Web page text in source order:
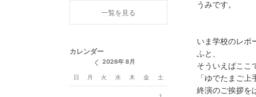
うみです。
いま学校のレポ
ふと、
そういえばここ
「ゆでたまご上
終演のご挨拶を
一覧を見る
カレンダー
2026年 8月
日 月 火 水 木 金 土